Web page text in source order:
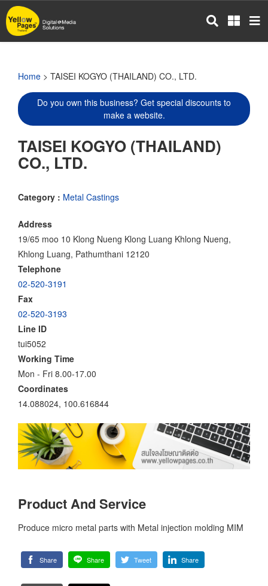
Skip
to
main
Home > TAISEI KOGYO (THAILAND) CO., LTD.
Do you own this business? Get special discounts to
make a website.
TAISEI KOGYO (THAILAND)
CO., LTD.
Category : Metal Castings
Address
19/65 moo 10 Klong Nueng Klong Luang Khlong Nueng,
Khlong Luang, Pathumthani 12120
Telephone
02-520-3191
Fax
02-520-3193
Line ID
tui5052
Working Time
Mon - Fri 8.00-17.00
Coordinates
14.088024, 100.616844
Product And Service
Produce micro metal parts with Metal injection molding MIM
Share Share Tweet Share